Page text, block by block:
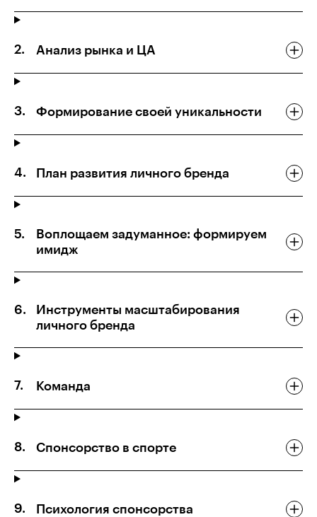
Анализ рынка и ЦА
Формирование своей уникальности
План развития личного бренда
Воплощаем задуманное: формируем
имидж
Инструменты масштабирования
личного бренда
Команда
Спонсорство в спорте
Психология спонсорства